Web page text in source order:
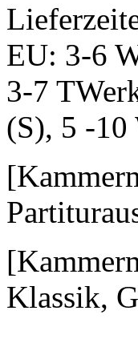
EU: 3-6
3-7
(S), 5 -10
Klassik,